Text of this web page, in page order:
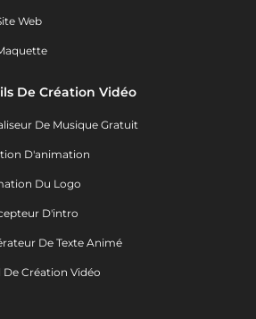
Web
De Création Vidéo
De Musique Gratuit
D'animation
Du Logo
D'intro
De Texte Animé
De Création Vidéo